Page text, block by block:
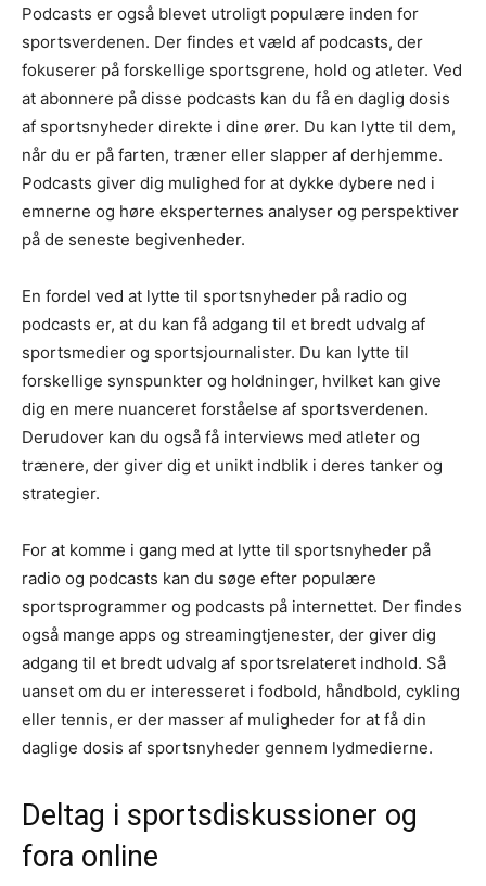
Podcasts er også blevet utroligt populære inden for
sportsverdenen. Der findes et væld af podcasts, der
fokuserer på forskellige sportsgrene, hold og atleter. Ved
at abonnere på disse podcasts kan du få en daglig dosis
af sportsnyheder direkte i dine ører. Du kan lytte til dem,
når du er på farten, træner eller slapper af derhjemme.
Podcasts giver dig mulighed for at dykke dybere ned i
emnerne og høre eksperternes analyser og perspektiver
på de seneste begivenheder.
En fordel ved at lytte til sportsnyheder på radio og
podcasts er, at du kan få adgang til et bredt udvalg af
sportsmedier og sportsjournalister. Du kan lytte til
forskellige synspunkter og holdninger, hvilket kan give
dig en mere nuanceret forståelse af sportsverdenen.
Derudover kan du også få interviews med atleter og
trænere, der giver dig et unikt indblik i deres tanker og
strategier.
For at komme i gang med at lytte til sportsnyheder på
radio og podcasts kan du søge efter populære
sportsprogrammer og podcasts på internettet. Der findes
også mange apps og streamingtjenester, der giver dig
adgang til et bredt udvalg af sportsrelateret indhold. Så
uanset om du er interesseret i fodbold, håndbold, cykling
eller tennis, er der masser af muligheder for at få din
daglige dosis af sportsnyheder gennem lydmedierne.
Deltag i sportsdiskussioner og
fora online